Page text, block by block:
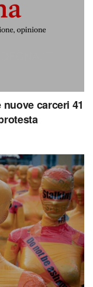
carceri 41